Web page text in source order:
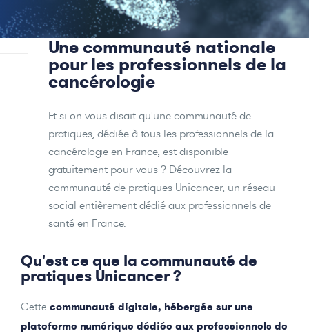
Une communauté nationale
pour les professionnels de la
cancérologie
Et si on vous disait qu'une communauté de
pratiques, dédiée à tous les professionnels de la
cancérologie en France, est disponible
gratuitement pour vous ? Découvrez la
communauté de pratiques Unicancer, un réseau
social entièrement dédié aux professionnels de
santé en France.
Qu'est ce que la communauté de
pratiques Unicancer ?
Cette communauté digitale, hébergée sur une
plateforme numérique dédiée aux professionnels de